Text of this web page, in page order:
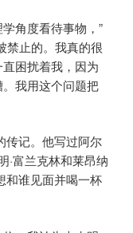
角度看待事物，”
禁止的。我真的很
困扰着我，因为
我用这个问题把
传记。他写过阿尔
·富兰克林和莱昂纳
和谁见面并喝一杯